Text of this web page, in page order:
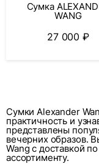
Сумка
WANG
27 000₽
Сумки Alexander
практичность и
представлены
вечерних образов.
Wang с доставкой
ассортименту.